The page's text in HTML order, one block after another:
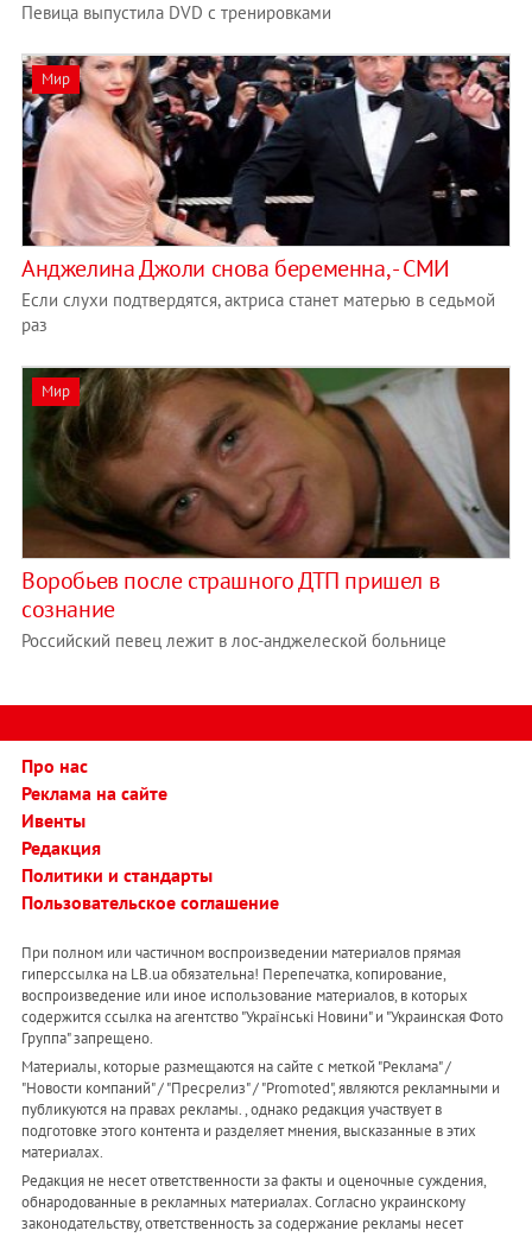
Певица выпустила DVD с тренировками
Мир
Анджелина Джоли снова беременна, - СМИ
Если слухи подтвердятся, актриса станет матерью в седьмой
раз
Мир
Воробьев после страшного ДТП пришел в
сознание
Российский певец лежит в лос-анджелеской больнице
Про нас
Реклама на сайте
Ивенты
Редакция
Политики и стандарты
Пользовательское соглашение
При полном или частичном воспроизведении материалов прямая
гиперссылка на LB.ua обязательна! Перепечатка, копирование,
воспроизведение или иное использование материалов, в которых
содержится ссылка на агентство "Українськi Новини" и "Украинская Фото
Группа" запрещено.
Материалы, которые размещаются на сайте с меткой "Реклама" /
"Новости компаний" / "Пресрелиз" / "Promoted", являются рекламными и
публикуются на правах рекламы. , однако редакция участвует в
подготовке этого контента и разделяет мнения, высказанные в этих
материалах.
Редакция не несет ответственности за факты и оценочные суждения,
обнародованные в рекламных материалах. Согласно украинскому
законодательству, ответственность за содержание рекламы несет